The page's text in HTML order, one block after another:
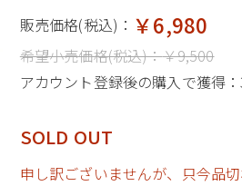
販売価格(税込)： ￥6,980
希望小売価格(税込)：￥9,500
アカウント登録後の購入で獲得：
SOLD OUT
申し訳ございませんが、只今品切